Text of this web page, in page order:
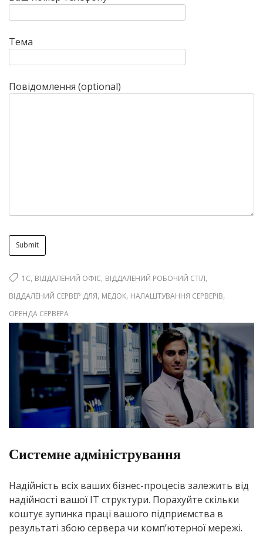
Тема
Повідомлення (optional)
1С, ВІДДАЛЕНИЙ ОФІС, ВІДДАЛЕНИЙ РОБОЧИЙ СТІЛ,
ВІДДАЛЕНИЙ СЕРВЕР ДЛЯ, МЕДОК, НАЛАШТУВАННЯ СЕРВЕРІВ,
ОРЕНДА СЕРВЕРА
Системне адміністрування
Надійність всіх ваших бізнес-процесів залежить від
надійності вашої IT структури. Порахуйте скільки
коштує зупинка праці вашого підприємства в
результаті збою сервера чи комп’ютерної мережі.